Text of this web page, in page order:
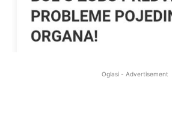
Oglasi - Advertisement